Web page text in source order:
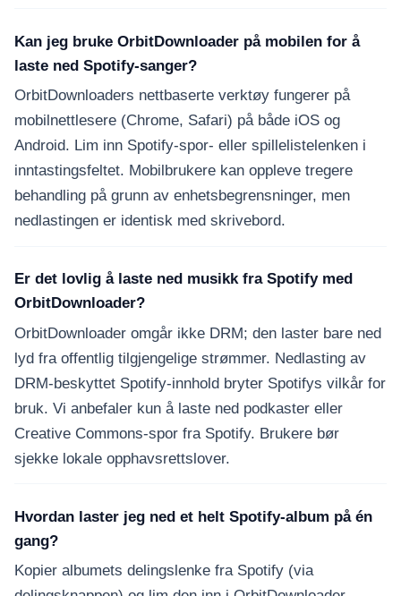
Kan jeg bruke OrbitDownloader på mobilen for å
laste ned Spotify-sanger?
OrbitDownloaders nettbaserte verktøy fungerer på
mobilnettlesere (Chrome, Safari) på både iOS og
Android. Lim inn Spotify-spor- eller spillelistelenken i
inntastingsfeltet. Mobilbrukere kan oppleve tregere
behandling på grunn av enhetsbegrensninger, men
nedlastingen er identisk med skrivebord.
Er det lovlig å laste ned musikk fra Spotify med
OrbitDownloader?
OrbitDownloader omgår ikke DRM; den laster bare ned
lyd fra offentlig tilgjengelige strømmer. Nedlasting av
DRM-beskyttet Spotify-innhold bryter Spotifys vilkår for
bruk. Vi anbefaler kun å laste ned podkaster eller
Creative Commons-spor fra Spotify. Brukere bør
sjekke lokale opphavsrettslover.
Hvordan laster jeg ned et helt Spotify-album på én
gang?
Kopier albumets delingslenke fra Spotify (via